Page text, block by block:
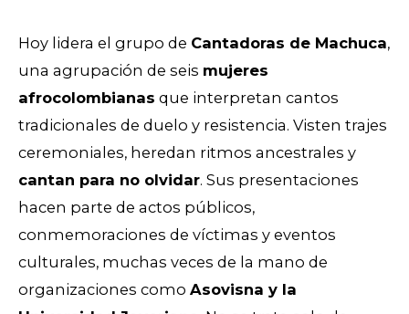
Hoy lidera el grupo de Cantadoras de Machuca,
una agrupación de seis mujeres
afrocolombianas que interpretan cantos
tradicionales de duelo y resistencia. Visten trajes
ceremoniales, heredan ritmos ancestrales y
cantan para no olvidar. Sus presentaciones
hacen parte de actos públicos,
conmemoraciones de víctimas y eventos
culturales, muchas veces de la mano de
organizaciones como Asovisna y la